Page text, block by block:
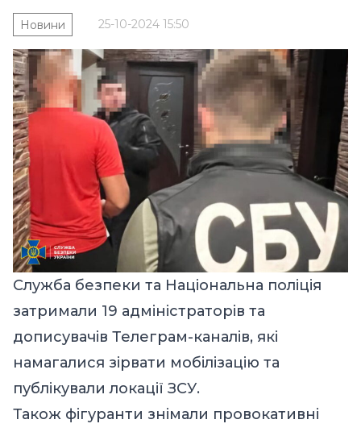
25-10-2024 15:50
Новини
Служба безпеки та Національна поліція
затримали 19 адміністраторів та
дописувачів Телеграм-каналів, які
намагалися зірвати мобілізацію та
публікували локації ЗСУ.
Також фігуранти знімали провокативні